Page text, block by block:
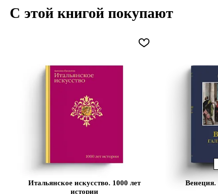
С этой книгой покупают
Итальянское искусство. 1000 лет
истории
Венеция.